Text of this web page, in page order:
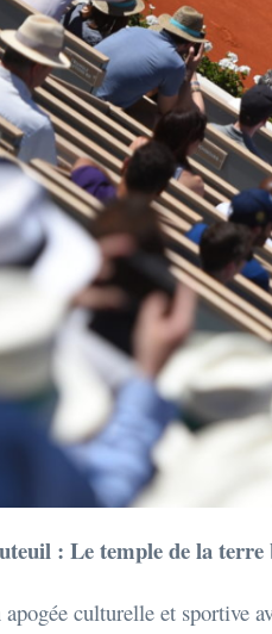
: Le temple de la terre
culturelle et sportive